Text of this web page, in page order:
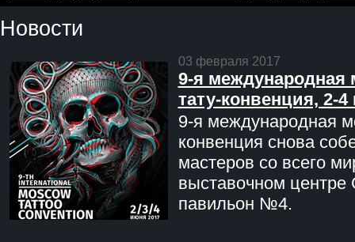
Новости
03 февраля 2017
9-я международная
тату-конвенция, 2-
9-я международная
конвенция снова
мастеров со всего
выставочном центре
павильон №4.